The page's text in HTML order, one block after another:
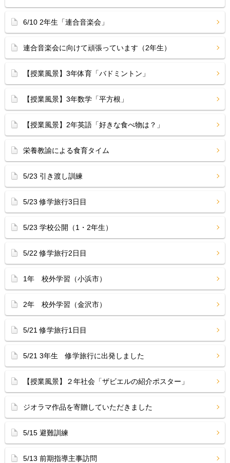
6/10 2年生「連合音楽会」
連合音楽会に向けて頑張っています（2年生）
【授業風景】3年体育「バドミントン」
【授業風景】3年数学「平方根」
【授業風景】2年英語「好きな食べ物は？」
栄養教諭による食育タイム
5/23 引き渡し訓練
5/23 修学旅行3日目
5/23 学校公開（1・2年生）
5/22 修学旅行2日目
1年 校外学習（小浜市）
2年 校外学習（金沢市）
5/21 修学旅行1日目
5/21 3年生 修学旅行に出発しました
【授業風景】２年社会「ザビエルの紹介ポスター」
ジオラマ作品を寄贈していただきました
5/15 避難訓練
5/13 前期指導主事訪問